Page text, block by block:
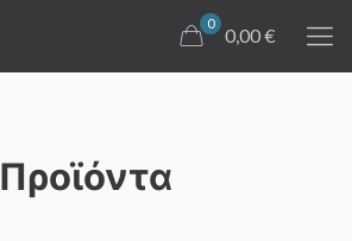
0
0,00 €
Προϊόντα